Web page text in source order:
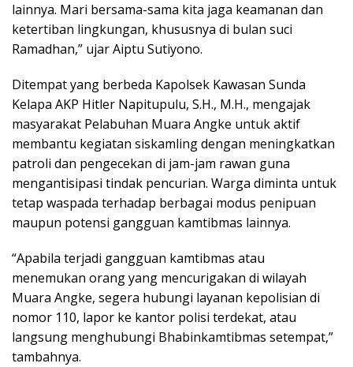
lainnya. Mari bersama-sama kita jaga keamanan dan
ketertiban lingkungan, khususnya di bulan suci
Ramadhan,” ujar Aiptu Sutiyono.
Ditempat yang berbeda Kapolsek Kawasan Sunda
Kelapa AKP Hitler Napitupulu, S.H., M.H., mengajak
masyarakat Pelabuhan Muara Angke untuk aktif
membantu kegiatan siskamling dengan meningkatkan
patroli dan pengecekan di jam-jam rawan guna
mengantisipasi tindak pencurian. Warga diminta untuk
tetap waspada terhadap berbagai modus penipuan
maupun potensi gangguan kamtibmas lainnya.
“Apabila terjadi gangguan kamtibmas atau
menemukan orang yang mencurigakan di wilayah
Muara Angke, segera hubungi layanan kepolisian di
nomor 110, lapor ke kantor polisi terdekat, atau
langsung menghubungi Bhabinkamtibmas setempat,”
tambahnya.